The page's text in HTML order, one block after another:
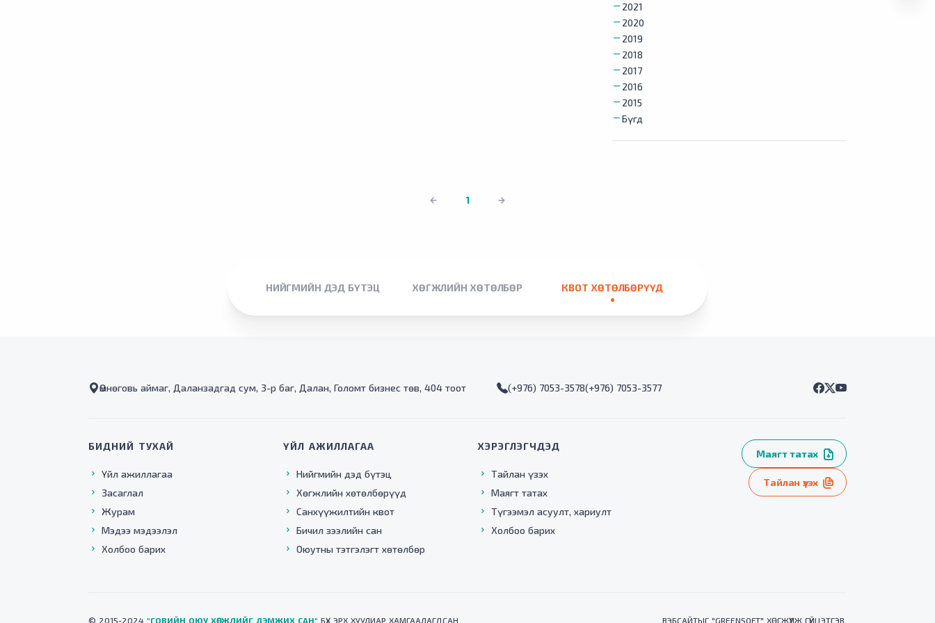
2021
2020
2019
2018
2017
2016
2015
Бүгд
1
НИЙГМИЙН ДЭД БҮТЭЦ ХӨГЖЛИЙН ХӨТӨЛБӨР КВОТ ХӨТӨЛБӨРҮҮД
Өмнөговь аймаг, Даланзадгад сум, 3-р баг, Далан, Голомт бизнес төв, 404 тоот (+976) 7053-3578(+976) 7053-3577
БИДНИЙ ТУХАЙ
Үйл ажиллагаа
Засаглал
Журам
Мэдээ мэдээлэл
Холбоо барих
ҮЙЛ АЖИЛЛАГАА
Нийгмийн дэд бүтэц
Хөгжлийн хөтөлбөрүүд
Санхүүжилтийн квот
Бичил зээлийн сан
Оюутны тэтгэлэгт хөтөлбөр
ХЭРЭГЛЭГЧДЭД
Тайлан үзэх
Маягт татах
Түгээмэл асуулт, хариулт
Холбоо барих
Маягт татах
Тайлан үзэх
© 2015-2024 "ГОВИЙН ОЮУ ХӨГЖЛИЙГ ДЭМЖИХ САН" БҮХ ЭРХ ХУУЛИАР ХАМГААЛАГДСАН ВЭБСАЙТЫГ "GREENSOFT" ХӨГЖҮҮЛЖ ГҮЙЦЭТГЭВ.